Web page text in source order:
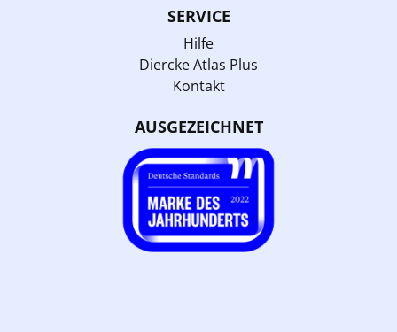
SERVICE
Hilfe
Diercke Atlas Plus
Kontakt
AUSGEZEICHNET